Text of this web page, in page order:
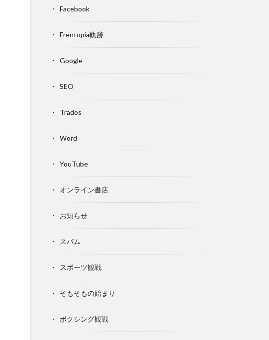
Facebook
Frentopia軌跡
Google
SEO
Trados
Word
YouTube
オンライン書店
お知らせ
スパム
スポーツ観戦
そもそもの始まり
ボクシング観戦